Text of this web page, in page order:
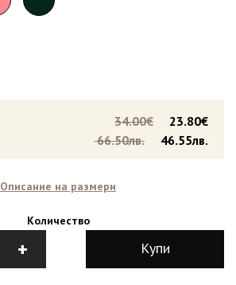
23.80€
34.00€
46.55лв.
66.50лв.
Описание на размери
Количество
+ Купи